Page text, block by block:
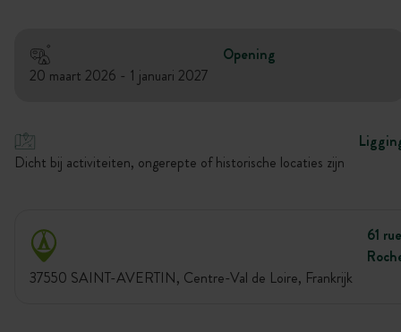
Opening
20 maart 2026 - 1 januari 2027
Dicht bij activiteiten, ongerepte of historische locaties zijn
61
37550 SAINT-AVERTIN, Centre-Val de Loire, Frankrijk